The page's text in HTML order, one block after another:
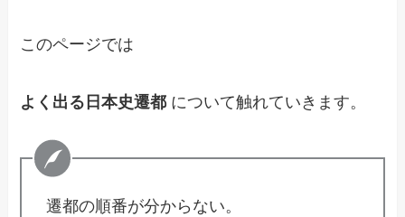
このページでは
よく出る日本史遷都 について触れていきます。
遷都の順番が分からない。